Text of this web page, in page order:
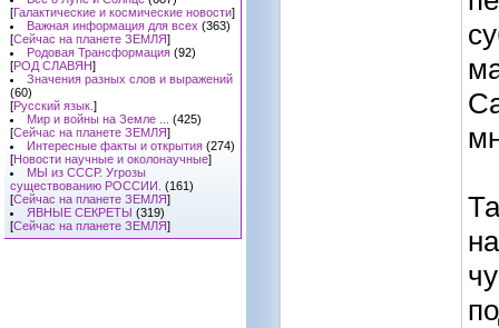
[Галактические и космические новости]
Важная информация для всех (363)
[Сейчас на планете ЗЕМЛЯ]
Родовая Трансформация (92)
[РОД СЛАВЯН]
Значения разных слов и выражений
(60)
[Русский язык. ]
Мир и войны на Земле ...
(425)
[Сейчас на планете ЗЕМЛЯ]
Интересные факты и открытия (274)
[Новости научные и околонаучные]
МЫ из СССР. Угрозы
существованию РОССИИ. (161)
[Сейчас на планете ЗЕМЛЯ]
ЯВНЫЕ СЕКРЕТЫ (319)
[Сейчас на планете ЗЕМЛЯ]